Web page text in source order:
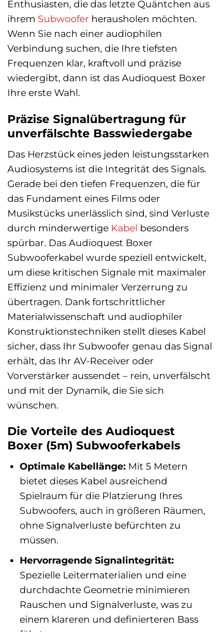
Enthusiasten, die das letzte Quäntchen aus
ihrem Subwoofer herausholen möchten.
Wenn Sie nach einer audiophilen
Verbindung suchen, die Ihre tiefsten
Frequenzen klar, kraftvoll und präzise
wiedergibt, dann ist das Audioquest Boxer
Ihre erste Wahl.
Präzise Signalübertragung für
unverfälschte Basswiedergabe
Das Herzstück eines jeden leistungsstarken
Audiosystems ist die Integrität des Signals.
Gerade bei den tiefen Frequenzen, die für
das Fundament eines Films oder
Musikstücks unerlässlich sind, sind Verluste
durch minderwertige Kabel besonders
spürbar. Das Audioquest Boxer
Subwooferkabel wurde speziell entwickelt,
um diese kritischen Signale mit maximaler
Effizienz und minimaler Verzerrung zu
übertragen. Dank fortschrittlicher
Materialwissenschaft und audiophiler
Konstruktionstechniken stellt dieses Kabel
sicher, dass Ihr Subwoofer genau das Signal
erhält, das Ihr AV-Receiver oder
Vorverstärker aussendet – rein, unverfälscht
und mit der Dynamik, die Sie sich
wünschen.
Die Vorteile des Audioquest
Boxer (5m) Subwooferkabels
Optimale Kabellänge:Mit 5 Metern
bietet dieses Kabel ausreichend
Spielraum für die Platzierung Ihres
Subwoofers, auch in größeren Räumen,
ohne Signalverluste befürchten zu
müssen.
Hervorragende Signalintegrität:
Spezielle Leitermaterialien und eine
durchdachte Geometrie minimieren
Rauschen und Signalverluste, was zu
einem klareren und definierteren Bass